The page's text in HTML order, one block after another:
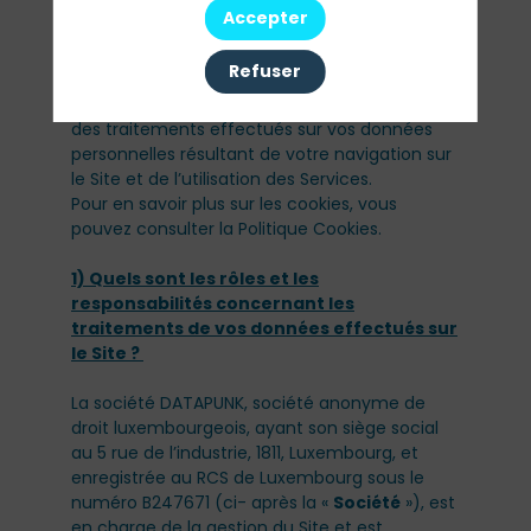
détaillées à l’Annexe A « Description des
Services » dans les Conditions Générales
d’Utilisation du Site (ci-après les «
des traitements effectués sur vos données
personnelles résultant de votre navigation sur
le Site et de l’utilisation des Services.
Pour en savoir plus sur les cookies, vous
pouvez consulter la Politique Cookies.
1) Quels sont les rôles et les
responsabilités concernant les
traitements de vos données effectués sur
le Site ?
La société DATAPUNK, société anonyme de
droit luxembourgeois, ayant son siège social
au 5 rue de l’industrie, 1811, Luxembourg, et
enregistrée au RCS de Luxembourg sous le
numéro B247671 (ci- après la « Société »), est
Accepter
Refuser